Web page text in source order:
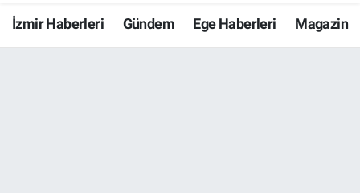
İzmir Haberleri Gündem Ege Haberleri Magazin
Resmi İlanlar